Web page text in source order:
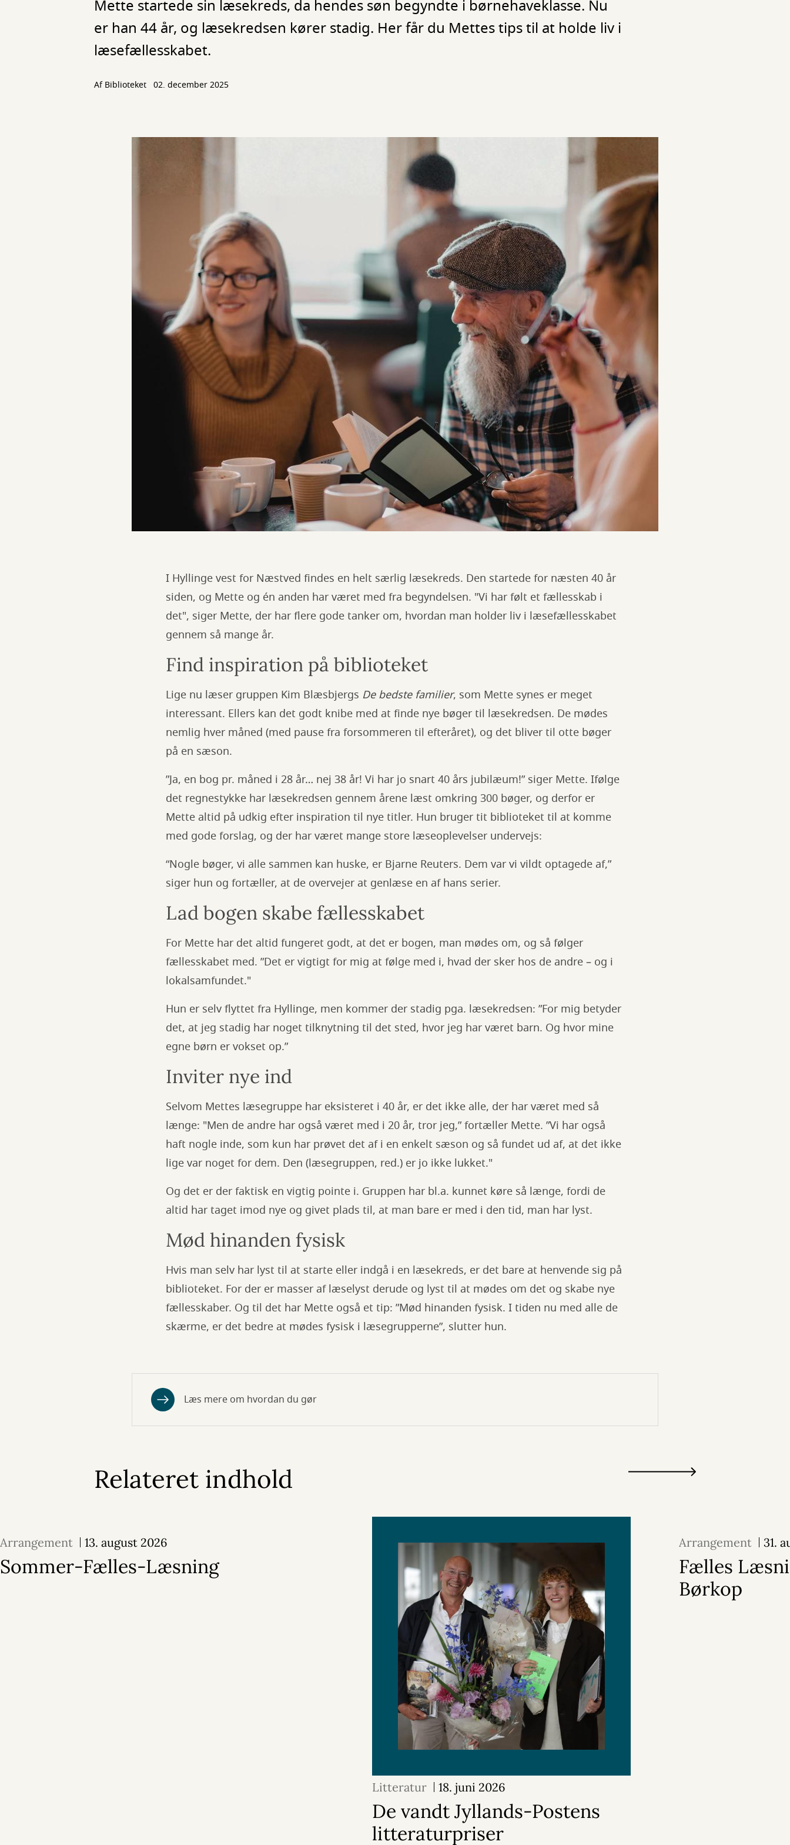
Mette startede sin læsekreds, da hendes søn begyndte i børnehaveklasse. Nu
er han 44 år, og læsekredsen kører stadig. Her får du Mettes tips til at holde liv i
læsefællesskabet.
Af Biblioteket 02. december 2025
I Hyllinge vest for Næstved findes en helt særlig læsekreds. Den startede for næsten 40 år
siden, og Mette og én anden har været med fra begyndelsen. "Vi har følt et fællesskab i
det", siger Mette, der har flere gode tanker om, hvordan man holder liv i læsefællesskabet
gennem så mange år.
Find inspiration på biblioteket
Lige nu læser gruppen Kim Blæsbjergs De bedste familier, som Mette synes er meget
interessant. Ellers kan det godt knibe med at finde nye bøger til læsekredsen. De mødes
nemlig hver måned (med pause fra forsommeren til efteråret), og det bliver til otte bøger
på en sæson.
”Ja, en bog pr. måned i 28 år… nej 38 år! Vi har jo snart 40 års jubilæum!” siger Mette. Ifølge
det regnestykke har læsekredsen gennem årene læst omkring 300 bøger, og derfor er
Mette altid på udkig efter inspiration til nye titler. Hun bruger tit biblioteket til at komme
med gode forslag, og der har været mange store læseoplevelser undervejs:
“Nogle bøger, vi alle sammen kan huske, er Bjarne Reuters. Dem var vi vildt optagede af,”
siger hun og fortæller, at de overvejer at genlæse en af hans serier.
Lad bogen skabe fællesskabet
For Mette har det altid fungeret godt, at det er bogen, man mødes om, og så følger
fællesskabet med. ”Det er vigtigt for mig at følge med i, hvad der sker hos de andre – og i
lokalsamfundet."
Hun er selv flyttet fra Hyllinge, men kommer der stadig pga. læsekredsen: ”For mig betyder
det, at jeg stadig har noget tilknytning til det sted, hvor jeg har været barn. Og hvor mine
egne børn er vokset op.”
Inviter nye ind
Selvom Mettes læsegruppe har eksisteret i 40 år, er det ikke alle, der har været med så
længe: "Men de andre har også været med i 20 år, tror jeg,” fortæller Mette. ”Vi har også
haft nogle inde, som kun har prøvet det af i en enkelt sæson og så fundet ud af, at det ikke
lige var noget for dem. Den (læsegruppen, red.) er jo ikke lukket."
Og det er der faktisk en vigtig pointe i. Gruppen har bl.a. kunnet køre så længe, fordi de
altid har taget imod nye og givet plads til, at man bare er med i den tid, man har lyst.
Mød hinanden fysisk
Hvis man selv har lyst til at starte eller indgå i en læsekreds, er det bare at henvende sig på
biblioteket. For der er masser af læselyst derude og lyst til at mødes om det og skabe nye
fællesskaber. Og til det har Mette også et tip: ”Mød hinanden fysisk. I tiden nu med alle de
skærme, er det bedre at mødes fysisk i læsegrupperne”, slutter hun.
Læs mere om hvordan du gør
Relateret indhold
Arrangement 13. august 2026
Sommer-Fælles-Læsning
Litteratur 18. juni 2026
De vandt Jyllands-Postens
litteraturpriser
Arrangement 31.
Fælles
Børkop